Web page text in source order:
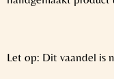
Let op: Dit vaandel is